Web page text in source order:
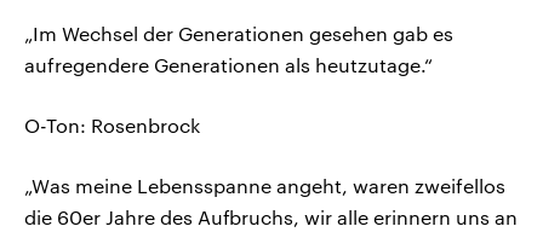
„Im Wechsel der Generationen gesehen gab es
aufregendere Generationen als heutzutage.“
O-Ton: Rosenbrock
„Was meine Lebensspanne angeht, waren zweifellos
die 60er Jahre des Aufbruchs, wir alle erinnern uns an